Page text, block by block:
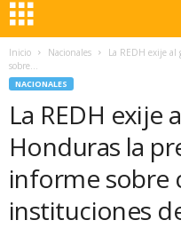
Inicio Nacionales
La REDH exije
sobre...
NACIONALES
La REDH exije
Honduras la
informe sobre
instituciones